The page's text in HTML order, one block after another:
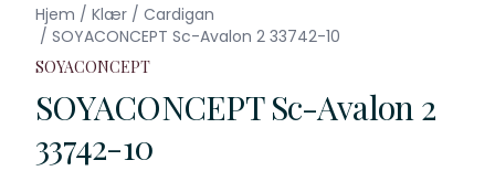
Hjem / Klær / Cardigan
/ SOYACONCEPT Sc-Avalon 2 33742-10
SOYACONCEPT
SOYACONCEPT Sc-Avalon 2
33742-10